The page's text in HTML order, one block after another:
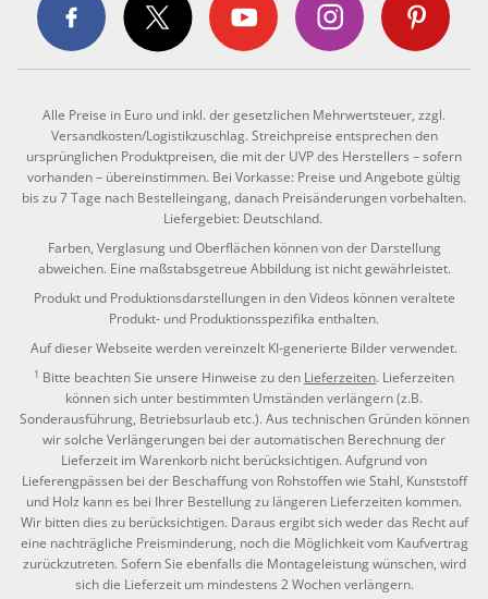
Alle Preise in Euro und inkl. der gesetzlichen Mehrwertsteuer, zzgl.
Versandkosten/Logistikzuschlag. Streichpreise entsprechen den
ursprünglichen Produktpreisen, die mit der UVP des Herstellers – sofern
vorhanden – übereinstimmen. Bei Vorkasse: Preise und Angebote gültig
bis zu 7 Tage nach Bestelleingang, danach Preisänderungen vorbehalten.
Liefergebiet: Deutschland.
Farben, Verglasung und Oberflächen können von der Darstellung
abweichen. Eine maßstabsgetreue Abbildung ist nicht gewährleistet.
Produkt und Produktionsdarstellungen in den Videos können veraltete
Produkt- und Produktionsspezifika enthalten.
Auf dieser Webseite werden vereinzelt KI-generierte Bilder verwendet.
1 Bitte beachten Sie unsere Hinweise zu den Lieferzeiten. Lieferzeiten
können sich unter bestimmten Umständen verlängern (z.B.
Sonderausführung, Betriebsurlaub etc.). Aus technischen Gründen können
wir solche Verlängerungen bei der automatischen Berechnung der
Lieferzeit im Warenkorb nicht berücksichtigen. Aufgrund von
Lieferengpässen bei der Beschaffung von Rohstoffen wie Stahl, Kunststoff
und Holz kann es bei Ihrer Bestellung zu längeren Lieferzeiten kommen.
Wir bitten dies zu berücksichtigen. Daraus ergibt sich weder das Recht auf
eine nachträgliche Preisminderung, noch die Möglichkeit vom Kaufvertrag
zurückzutreten. Sofern Sie ebenfalls die Montageleistung wünschen, wird
sich die Lieferzeit um mindestens 2 Wochen verlängern.